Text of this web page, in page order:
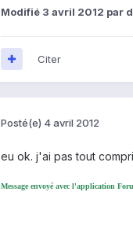
Modifié 3 avril 2012 par
Citer
Posté(e) 4 avril 2012
eu ok. j'ai pas tout
Message envoyé avec l'application